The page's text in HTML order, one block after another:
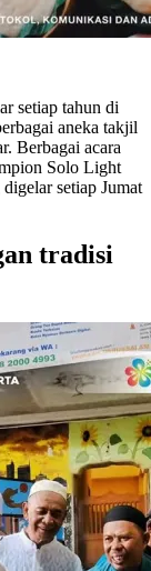
setiap tahun di
aneka takjil
Berbagai acara
Solo Light
setiap Jumat
tradisi